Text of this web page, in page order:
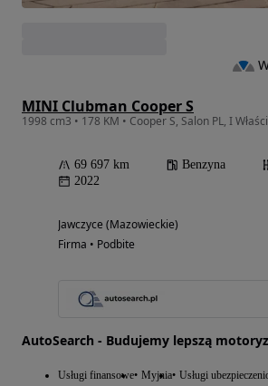
MINI Clubman Cooper S
69 697 km Benzyna
2022
Jawczyce (Mazowieckie)
Firma • Podbite
AutoSearch - Budujemy lepszą
Usługi finansowe Myjnia Usługi